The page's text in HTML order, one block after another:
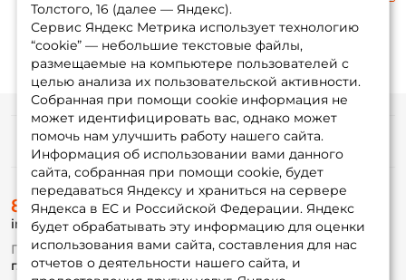
Толстого, 16 (далее — Яндекс).
Сервис Яндекс Метрика использует технологию
“cookie” — небольшие текстовые файлы,
размещаемые на компьютере пользователей с
целью анализа их пользовательской активности.
Собранная при помощи cookie информация не
может идентифицировать вас, однако может
помочь нам улучшить работу нашего сайта.
Информация об использовании вами данного
сайта, собранная при помощи cookie, будет
передаваться Яндексу и храниться на сервере
Яндекса в ЕС и Российской Федерации. Яндекс
будет обрабатывать эту информацию для оценки
использования вами сайта, составления для нас
отчетов о деятельности нашего сайта, и
Номер телефона: *
Придумайте пароль: *
Повторите пароль: *
Заполняя данную форму вы соглашаетесь на обработку
персональных данных
Создать аккаунт
У меня уже есть аккаунт
Информация
О магазине
Доставка
Оплата
Fox-bonus
Гуру
8 (495) 532-77-88
info@foxfishing.ru
По вопросам с заказом
г. Москва, ул. Плеханова д.7